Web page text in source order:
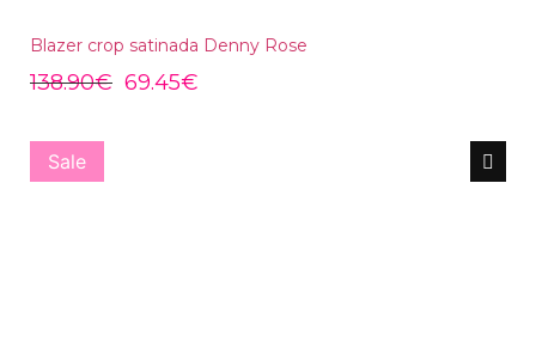
Blazer crop satinada Denny Rose
138.90€ 69.45€
Sale